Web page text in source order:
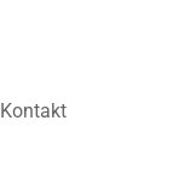
Kontakt